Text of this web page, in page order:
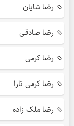
رضا شایان
رضا صادقی
رضا کرمی
رضا کرمی تارا
رضا ملک زاده